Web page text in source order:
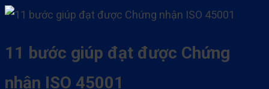
11 bước giúp đạt được Chứng
nhận ISO 45001